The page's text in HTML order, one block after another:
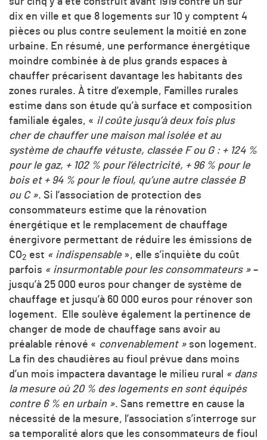
dix en ville et que 8 logements sur 10 y comptent 4
pièces ou plus contre seulement la moitié en zone
urbaine. En résumé, une performance énergétique
moindre combinée à de plus grands espaces à
chauffer précarisent davantage les habitants des
zones rurales. À titre d’exemple, Familles rurales
estime dans son étude qu’à surface et composition
familiale égales, « il coûte jusqu’à deux fois plus
cher de chauffer une maison mal isolée et au
système de chauffe vétuste, classée F ou G : + 124 %
pour le gaz, + 102 % pour l’électricité, + 96 % pour le
bois et + 94 % pour le fioul, qu’une autre classée B
ou C ». Si l’association de protection des
consommateurs estime que la rénovation
énergétique et le remplacement de chauffage
énergivore permettant de réduire les émissions de
CO2 est « indispensable », elle s’inquiète du coût
parfois « insurmontable pour les consommateurs » –
jusqu’à 25 000 euros pour changer de système de
chauffage et jusqu’à 60 000 euros pour rénover son
logement. Elle soulève également la pertinence de
changer de mode de chauffage sans avoir au
préalable rénové « convenablement » son logement.
La fin des chaudières au fioul prévue dans moins
d’un mois impactera davantage le milieu rural « dans
la mesure où 20 % des logements en sont équipés
contre 6 % en urbain ». Sans remettre en cause la
nécessité de la mesure, l’association s’interroge sur
sa temporalité alors que les consommateurs de fioul